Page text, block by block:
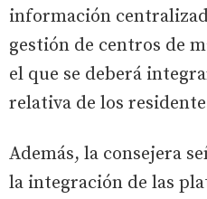
información
gestión de centros de
el que se deberá
relativa de los
Además, la consejera
la integración de las